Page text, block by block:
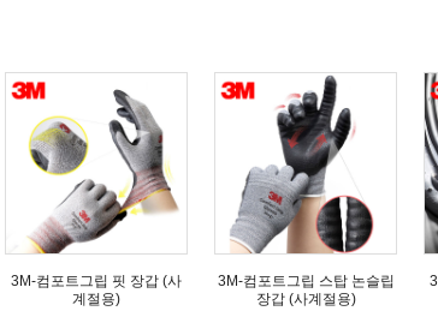
3M-컴포트그립 핏 장갑 (사
계절용)
3M-컴포트그립 스탑 논슬립
장갑 (사계절용)